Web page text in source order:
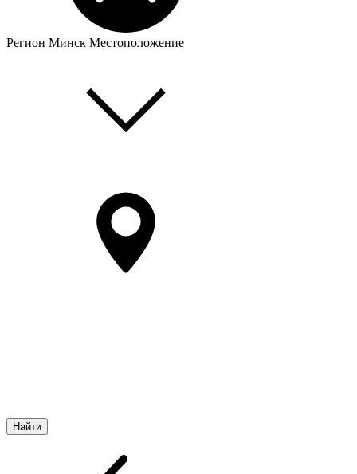
Регион Минск Местоположение